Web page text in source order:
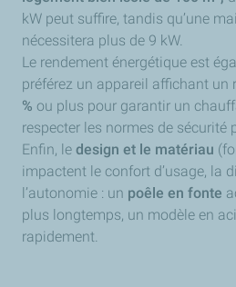
kW peut suffire, tandis qu’une
nécessitera plus de 9 kW.
Le rendement énergétique est
préférez un appareil affichant un
% ou plus pour garantir un
respecter les normes de sécurité
Enfin, le design et le matériau
impactent le confort d’usage, la
l’autonomie : un poêle en fonte
plus longtemps, un modèle en
rapidement.